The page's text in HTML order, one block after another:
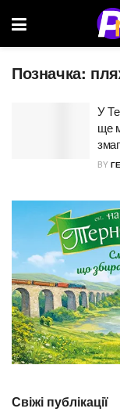
Позначка:
У
ще
BY
Свіжі публікації